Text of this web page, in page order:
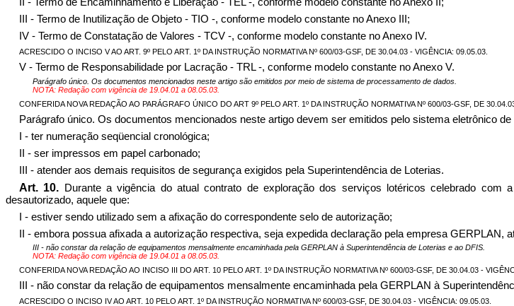
II - Termo de Encaminhamento e Liberação - TEL -, conforme modelo constante no Anexo II;
III - Termo de Inutilização de Objeto - TIO -, conforme modelo constante no Anexo III;
IV - Termo de Constatação de Valores - TCV -, conforme modelo constante no Anexo IV.
ACRESCIDO O INCISO V AO ART. 9º PELO ART. 1º DA INSTRUÇÃO NORMATIVA Nº 600/03-GSF, DE 30.04.03 - VIGÊNCIA: 09.05.03.
V - Termo de Responsabilidade por Lacração - TRL -, conforme modelo constante no Anexo V.
Parágrafo único. Os documentos mencionados neste artigo são emitidos por meio de sistema de processamento de dados.
NOTA: Redação com vigência de 19.04.01 a 08.05.03.
CONFERIDA NOVA REDAÇÃO AO PARÁGRAFO ÚNICO DO ART 9º PELO ART. 1º DA INSTRUÇÃO NORMATIVA Nº 600/03-GSF, DE
Parágrafo único. Os documentos mencionados neste artigo devem ser emitidos pelo sistema eletrônico
I - ter numeração seqüencial cronológica;
II - ser impressos em papel carbonado;
III - atender aos demais requisitos de segurança exigidos pela Superintendência de Loterias.
Art. 10. Durante a vigência do atual contrato de exploração dos serviços lotéricos celebrado com
desautorizado, aquele que:
I - estiver sendo utilizado sem a afixação do correspondente selo de autorização;
II - embora possua afixada a autorização respectiva, seja expedida declaração pela empresa GERPLAN,
III - não constar da relação de equipamentos mensalmente encaminhada pela GERPLAN à Superintendência de Loterias e ao DFIS.
NOTA: Redação com vigência de 19.04.01 a 08.05.03.
CONFERIDA NOVA REDAÇÃO AO INCISO III DO ART. 10 PELO ART. 1º DA INSTRUÇÃO NORMATIVA Nº 600/03-GSF, DE 30.04.03 -
III - não constar da relação de equipamentos mensalmente encaminhada pela GERPLAN à
ACRESCIDO O INCISO IV AO ART. 10 PELO ART. 1º DA INSTRUÇÃO NORMATIVA Nº 600/03-GSF, DE 30.04.03 - VIGÊNCIA: 09.05.03.